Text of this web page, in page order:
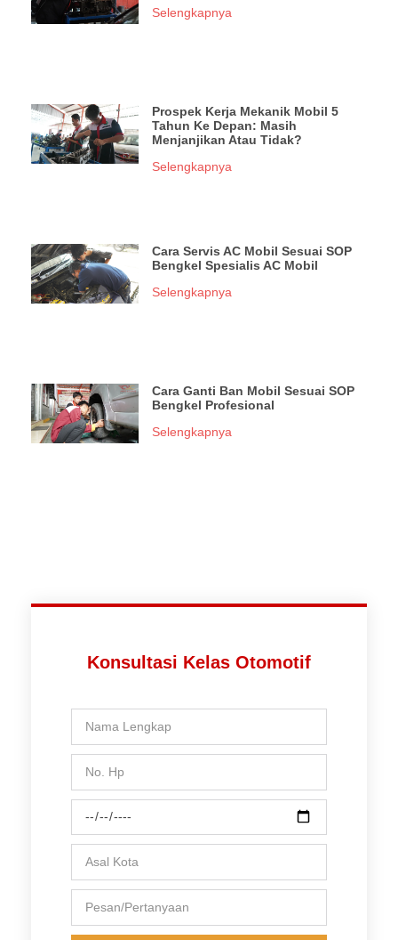
Selengkapnya
Prospek Kerja Mekanik Mobil 5
Tahun Ke Depan: Masih
Menjanjikan Atau Tidak?
Selengkapnya
Cara Servis AC Mobil Sesuai SOP
Bengkel Spesialis AC Mobil
Selengkapnya
Cara Ganti Ban Mobil Sesuai SOP
Bengkel Profesional
Selengkapnya
Konsultasi Kelas Otomotif